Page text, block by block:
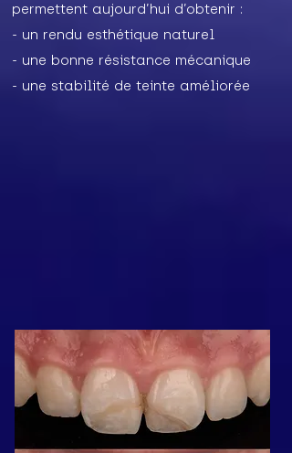
permettent aujourd’hui d’obtenir :
- un rendu esthétique naturel
- une bonne résistance mécanique
- une stabilité de teinte améliorée